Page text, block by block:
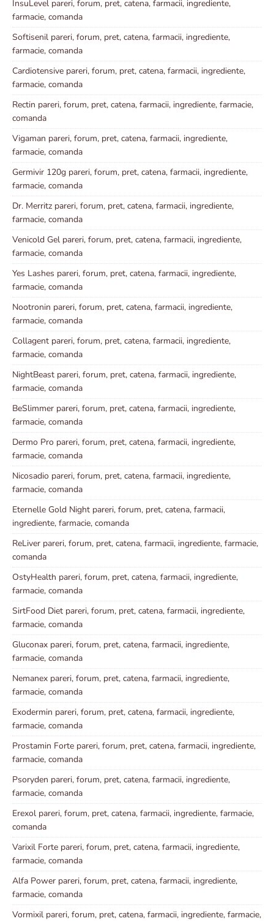
InsuLevel pareri, forum, pret, catena, farmacii, ingrediente,
farmacie, comanda
Softisenil pareri, forum, pret, catena, farmacii, ingrediente,
farmacie, comanda
Cardiotensive pareri, forum, pret, catena, farmacii, ingrediente,
farmacie, comanda
Rectin pareri, forum, pret, catena, farmacii, ingrediente, farmacie,
comanda
Vigaman pareri, forum, pret, catena, farmacii, ingrediente,
farmacie, comanda
Germivir 120g pareri, forum, pret, catena, farmacii, ingrediente,
farmacie, comanda
Dr. Merritz pareri, forum, pret, catena, farmacii, ingrediente,
farmacie, comanda
Venicold Gel pareri, forum, pret, catena, farmacii, ingrediente,
farmacie, comanda
Yes Lashes pareri, forum, pret, catena, farmacii, ingrediente,
farmacie, comanda
Nootronin pareri, forum, pret, catena, farmacii, ingrediente,
farmacie, comanda
Collagent pareri, forum, pret, catena, farmacii, ingrediente,
farmacie, comanda
NightBeast pareri, forum, pret, catena, farmacii, ingrediente,
farmacie, comanda
BeSlimmer pareri, forum, pret, catena, farmacii, ingrediente,
farmacie, comanda
Dermo Pro pareri, forum, pret, catena, farmacii, ingrediente,
farmacie, comanda
Nicosadio pareri, forum, pret, catena, farmacii, ingrediente,
farmacie, comanda
Eternelle Gold Night pareri, forum, pret, catena, farmacii,
ingrediente, farmacie, comanda
ReLiver pareri, forum, pret, catena, farmacii, ingrediente, farmacie,
comanda
OstyHealth pareri, forum, pret, catena, farmacii, ingrediente,
farmacie, comanda
SirtFood Diet pareri, forum, pret, catena, farmacii, ingrediente,
farmacie, comanda
Gluconax pareri, forum, pret, catena, farmacii, ingrediente,
farmacie, comanda
Nemanex pareri, forum, pret, catena, farmacii, ingrediente,
farmacie, comanda
Exodermin pareri, forum, pret, catena, farmacii, ingrediente,
farmacie, comanda
Prostamin Forte pareri, forum, pret, catena, farmacii, ingrediente,
farmacie, comanda
Psoryden pareri, forum, pret, catena, farmacii, ingrediente,
farmacie, comanda
Erexol pareri, forum, pret, catena, farmacii, ingrediente, farmacie,
comanda
Varixil Forte pareri, forum, pret, catena, farmacii, ingrediente,
farmacie, comanda
Alfa Power pareri, forum, pret, catena, farmacii, ingrediente,
farmacie, comanda
Vormixil pareri, forum, pret, catena, farmacii, ingrediente, farmacie,